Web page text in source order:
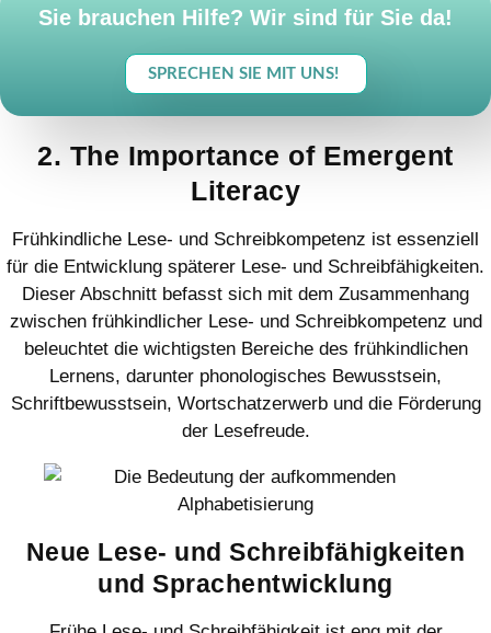
Sie brauchen Hilfe? Wir sind für Sie da!
SPRECHEN SIE MIT UNS!
2. The Importance of Emergent
Literacy
Frühkindliche Lese- und Schreibkompetenz ist essenziell
für die Entwicklung späterer Lese- und Schreibfähigkeiten.
Dieser Abschnitt befasst sich mit dem Zusammenhang
zwischen frühkindlicher Lese- und Schreibkompetenz und
beleuchtet die wichtigsten Bereiche des frühkindlichen
Lernens, darunter phonologisches Bewusstsein,
Schriftbewusstsein, Wortschatzerwerb und die Förderung
der Lesefreude.
Neue Lese- und Schreibfähigkeiten
und Sprachentwicklung